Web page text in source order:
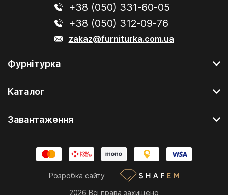
+38 (050) 331-60-05
+38 (050) 312-09-76
zakaz@furniturka.com.ua
Фурнітурка
Каталог
Завантаження
2026 Всі права захищено
Розробка сайту